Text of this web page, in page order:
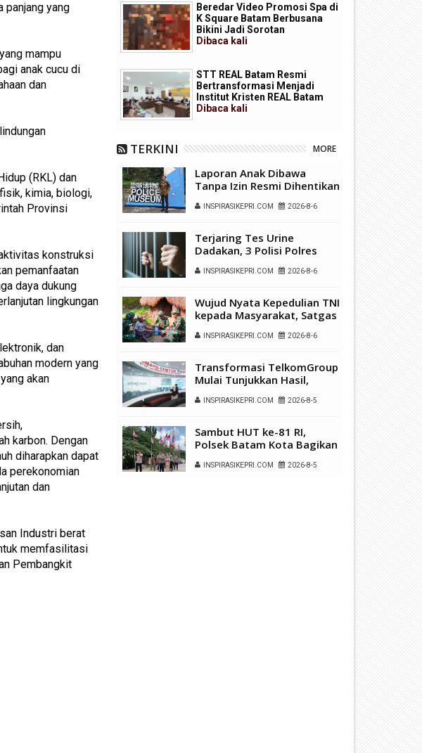
panjang yang
mampu
anak cucu di
dan
(RKL) dan
kimia, biologi,
Provinsi
konstruksi
pemanfaatan
daya dukung
lingkungan
dan
modern yang
akan
karbon. Dengan
diharapkan dapat
perekonomian
dan
Industri berat
memfasilitasi
Pembangkit
Beredar Video Promosi Spa di
K Square Batam Berbusana
Bikini Jadi Sorotan
Dibaca kali
STT REAL Batam Resmi
Bertransformasi Menjadi
Institut Kristen REAL Batam
Dibaca kali
TERKINI MORE
Laporan Anak Dibawa
Tanpa Izin Resmi Dihentikan
Sengketa Hak Asuh
INSPIRASIKEPRI.COM 2026-8-6
Terjaring Tes Urine
Dadakan, 3 Polisi Polres
SabuINSPIRASIKEPRI.COM 2026-8-6
Wujud Nyata Kepedulian TNI
kepada Masyarakat, Satgas
Pengobatan Keliling di
INSPIRASIKEPRI.COM 2026-8-6
Transformasi TelkomGroup
Mulai Tunjukkan Hasil,
Positif Perkuat
Nasional
INSPIRASIKEPRI.COM 2026-8-5
Sambut HUT ke-81 RI,
Polsek Batam Kota Bagikan
Ruli Kampung Belian Perpat
INSPIRASIKEPRI.COM 2026-8-5